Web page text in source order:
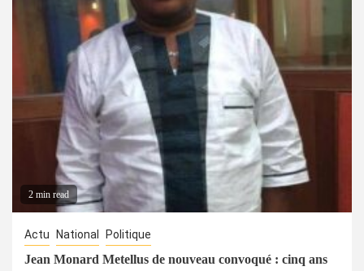
2 min read
Actu National Politique
Jean Monard Metellus de nouveau convoqué : cinq ans